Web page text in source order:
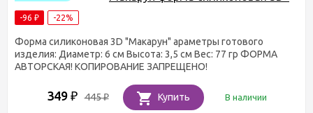
-96 ₽ -22%
Форма силиконовая 3D "Макарун" араметры готового
изделия: Диаметр: 6 см Высота: 3,5 см Вес: 77 гр ФОРМА
АВТОРСКАЯ! КОПИРОВАНИЕ ЗАПРЕЩЕНО!
349 ₽ 445₽ Купить В наличии